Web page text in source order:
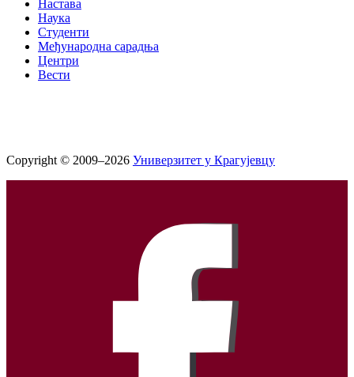
Настава
Наука
Студенти
Међународна сарадња
Центри
Вести
Copyright © 2009–2026 Универзитет у Крагујевцу